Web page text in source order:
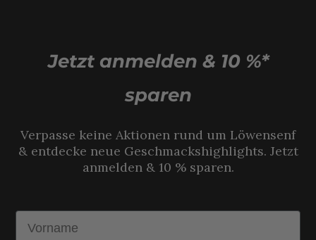
Jetzt anmelden & 10 %*
sparen
Verpasse keine Aktionen rund um Löwensenf
& entdecke neue Geschmackshighlights. Jetzt
anmelden & 10 % sparen.
Vorname